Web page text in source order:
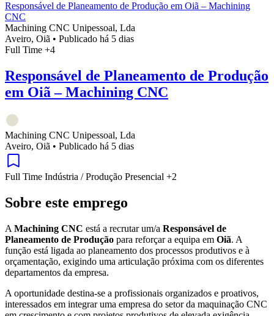
Responsável de Planeamento de Produção em Oiã – Machining
CNC
Machining CNC Unipessoal, Lda
Aveiro, Oiã • Publicado há 5 dias
Full Time +4
Responsável de Planeamento de Produção
em Oiã – Machining CNC
Machining CNC Unipessoal, Lda
Aveiro, Oiã • Publicado há 5 dias
Full Time Indústria / Produção Presencial +2
Sobre este emprego
A Machining CNC está a recrutar um/a Responsável de
Planeamento de Produção para reforçar a equipa em Oiã. A
função está ligada ao planeamento dos processos produtivos e à
orçamentação, exigindo uma articulação próxima com os diferentes
departamentos da empresa.
A oportunidade destina-se a profissionais organizados e proativos,
interessados em integrar uma empresa do setor da maquinação CNC